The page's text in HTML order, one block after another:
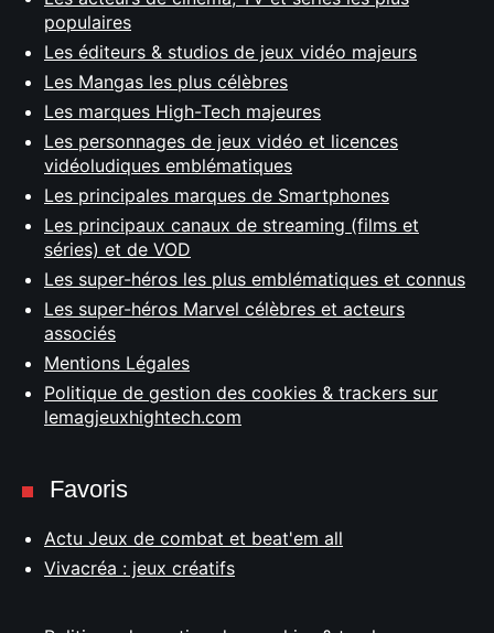
populaires
Les éditeurs & studios de jeux vidéo majeurs
Les Mangas les plus célèbres
Les marques High-Tech majeures
Les personnages de jeux vidéo et licences
vidéoludiques emblématiques
Les principales marques de Smartphones
Les principaux canaux de streaming (films et
séries) et de VOD
Les super-héros les plus emblématiques et connus
Les super-héros Marvel célèbres et acteurs
associés
Mentions Légales
Politique de gestion des cookies & trackers sur
lemagjeuxhightech.com
Favoris
Actu Jeux de combat et beat'em all
Vivacréa : jeux créatifs